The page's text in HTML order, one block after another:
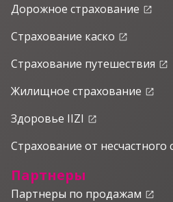
Дорожное страхование launch
Страхование каско launch
Страхование путешествия launch
Жилищное страхование launch
Здоровье IIZI launch
Страхование от несчастного
Партнеры
Партнеры по продажам launch